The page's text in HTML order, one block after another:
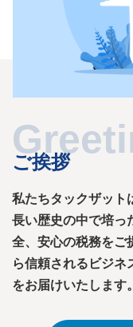
ご挨拶
私たちタックザット
長い歴史の中で培っ
全、安心の税務をご
ら信頼されるビジネ
をお届けいたします。